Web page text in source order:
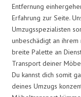
Entfernung
Erfahrung zur Seite.
Umzugsspezialisten
unbeschädigt an
breite Palette an
Transport deiner
Du kannst dich somit
deines Umzugs